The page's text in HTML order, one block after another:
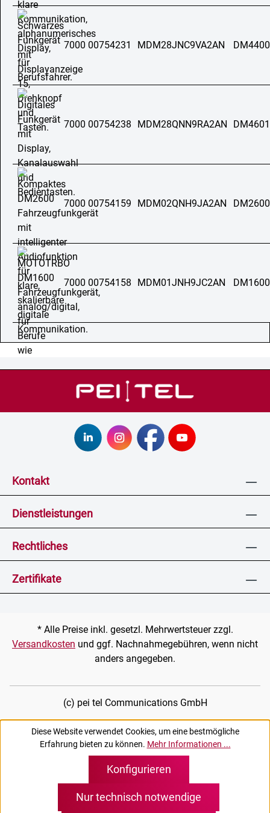
7000 00754231 MDM28JNC9VA2AN
7000 00754238 MDM28QNN9RA2AN
7000 00754159 MDM02QNH9JA2AN
7000 00754158 MDM01JNH9JC2AN
Kontakt
Dienstleistungen
Rechtliches
Zertifikate
* Alle Preise inkl. gesetzl. Mehrwertsteuer zzgl.
Versandkosten und ggf. Nachnahmegebühren, wenn nicht
anders angegeben.
(c) pei tel Communications GmbH
Diese Website verwendet Cookies, um eine bestmögliche
Erfahrung bieten zu können. Mehr Informationen ...
Nur technisch notwendige
Konfigurieren